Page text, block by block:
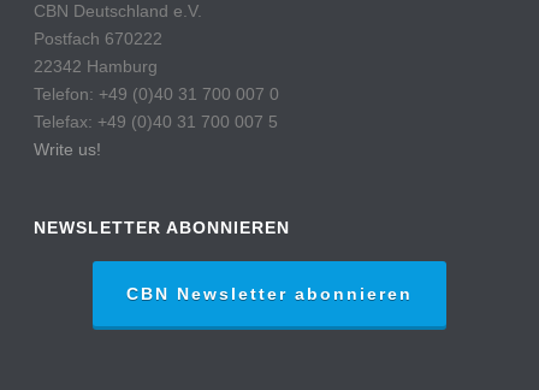
CBN Deutschland e.V.
Postfach 670222
22342 Hamburg
Telefon: +49 (0)40 31 700 007 0
Telefax: +49 (0)40 31 700 007 5
Write us!
NEWSLETTER ABONNIEREN
CBN Newsletter abonnieren